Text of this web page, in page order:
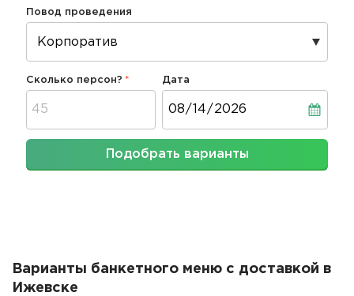
Повод проведения
Сколько персон? Дата
Подобрать варианты
Варианты банкетного меню с доставкой в
Ижевске